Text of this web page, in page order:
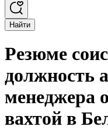
Найти
Резюме
должность
менеджера
вахтой в